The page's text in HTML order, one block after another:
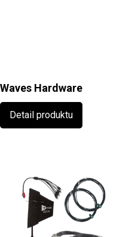
Waves Hardware
Detail produktu